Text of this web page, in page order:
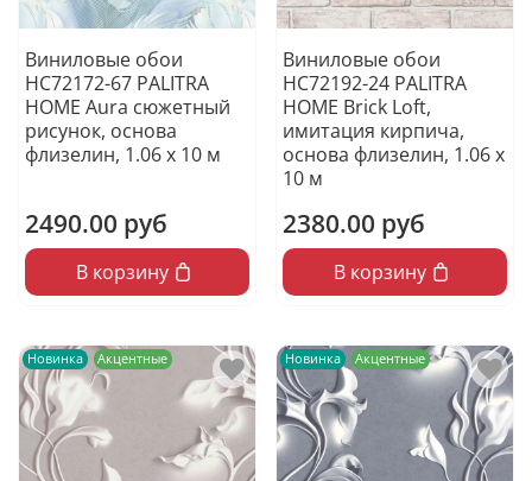
Виниловые обои
HC72172-67 PALITRA
HOME Aura сюжетный
рисунок, основа
флизелин, 1.06 х 10 м
2490.00 руб
В корзину
Виниловые обои
HC72192-24 PALITRA
HOME Brick Loft,
имитация кирпича,
основа флизелин, 1.06 х
10 м
2380.00 руб
В корзину
Новинка Акцентные Новинка Акцентные